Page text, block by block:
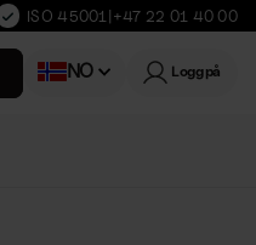
ISO 45001 |+47 22 01 40 00
NO Logg på